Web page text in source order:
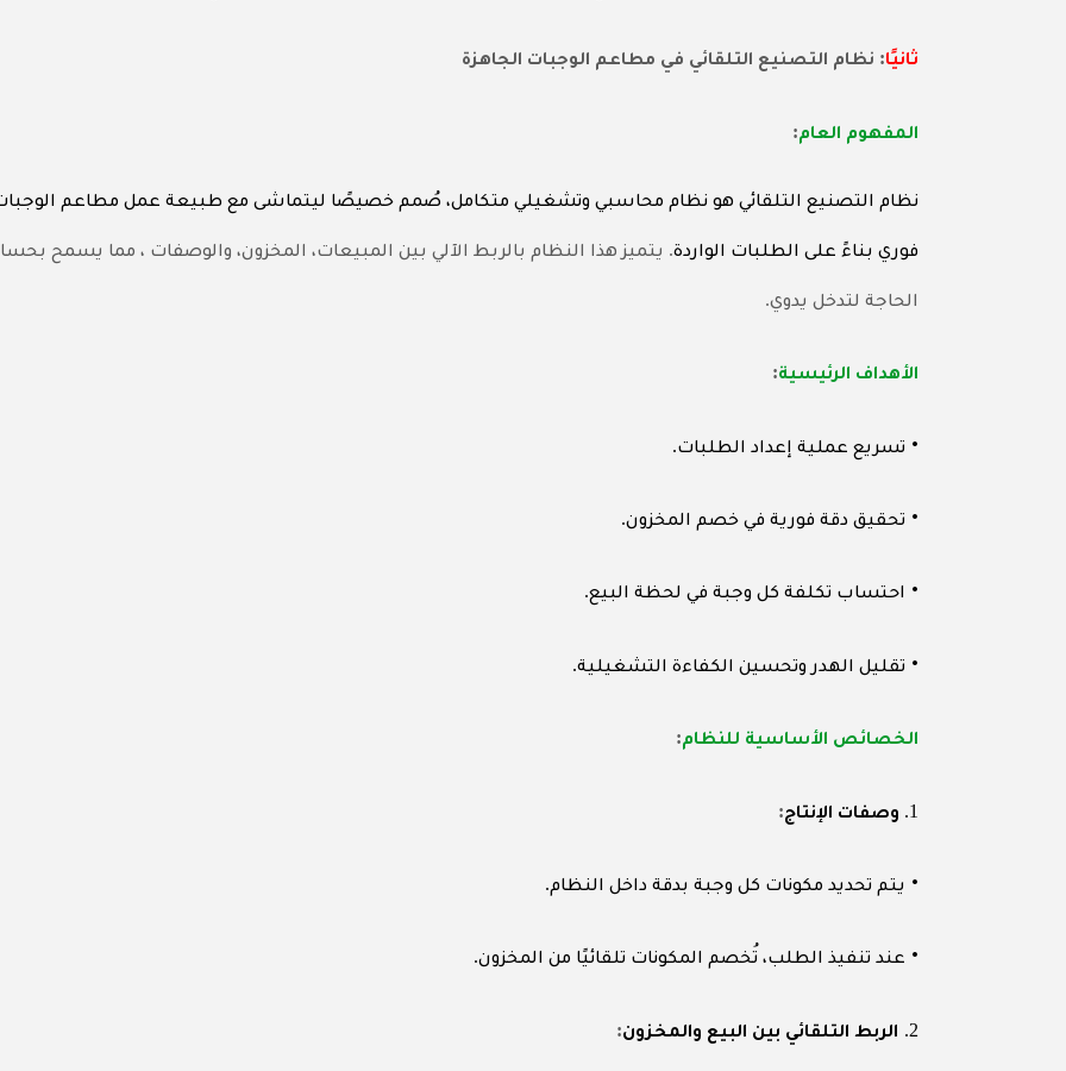
ثانيًا: نظام التصنيع التلقائي في مطاعم الوجبات الجاهزة
المفهوم العام:
نظام التصنيع التلقائي هو نظام محاسبي وتشغيلي متكامل، صُمم خصيصًا ليتماشى مع طبيعة عمل مطاعم
فوري بناءً على الطلبات الواردة. يتميز هذا النظام بالربط الآلي بين المبيعات، المخزون، والوصفات ، مما يسمح
الحاجة لتدخل يدوي.
الأهداف الرئيسية:
• تسريع عملية إعداد الطلبات.
• تحقيق دقة فورية في خصم المخزون.
• احتساب تكلفة كل وجبة في لحظة البيع.
• تقليل الهدر وتحسين الكفاءة التشغيلية.
الخصائص الأساسية للنظام:
1. وصفات الإنتاج:
• يتم تحديد مكونات كل وجبة بدقة داخل النظام.
• عند تنفيذ الطلب، تُخصم المكونات تلقائيًا من المخزون.
2. الربط التلقائي بين البيع والمخزون: